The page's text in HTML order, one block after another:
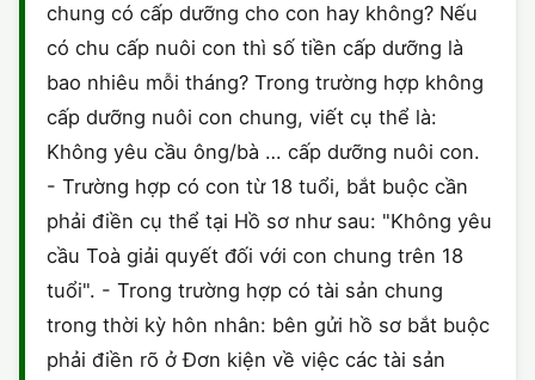
SỞ HỮU TRÍ TUỆ
THỪA KẾ - DI CHÚC
THUẾ VÀ KẾ TOÁN
LÝ LỊCH TƯ PHÁP
TRÍCH LỤC HỘ TỊCH
CÔNG BỐ SẢN PHẨM
GIẤY PHÉP LAO ĐỘNG
CHỨNG NHẬN HACCP
chung có cấp dưỡng cho con hay không? Nếu
có chu cấp nuôi con thì số tiền cấp dưỡng là
bao nhiêu mỗi tháng? Trong trường hợp không
cấp dưỡng nuôi con chung, viết cụ thể là:
Không yêu cầu ông/bà … cấp dưỡng nuôi con.
- Trường hợp có con từ 18 tuổi, bắt buộc cần
phải điền cụ thể tại Hồ sơ như sau: "Không yêu
cầu Toà giải quyết đối với con chung trên 18
tuổi". - Trong trường hợp có tài sản chung
trong thời kỳ hôn nhân: bên gửi hồ sơ bắt buộc
phải điền rõ ở Đơn kiện về việc các tài sản